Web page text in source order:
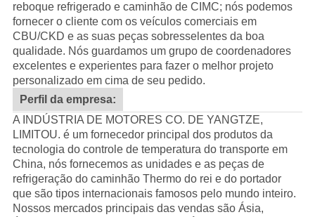
reboque refrigerado e caminhão de CIMC; nós podemos
fornecer o cliente com os veículos comerciais em
CBU/CKD e as suas peças sobresselentes da boa
qualidade. Nós guardamos um grupo de coordenadores
excelentes e experientes para fazer o melhor projeto
personalizado em cima de seu pedido.
Perfil da empresa:
A INDÚSTRIA DE MOTORES CO. DE YANGTZE,
LIMITOU. é um fornecedor principal dos produtos da
tecnologia do controle de temperatura do transporte em
China, nós fornecemos as unidades e as peças de
refrigeração do caminhão Thermo do rei e do portador
que são tipos internacionais famosos pelo mundo inteiro.
Nossos mercados principais das vendas são Ásia,